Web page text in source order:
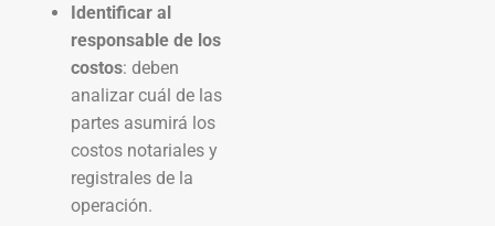
Identificar al
responsable de los
costos: deben
analizar cuál de las
partes asumirá los
costos notariales y
registrales de la
operación.